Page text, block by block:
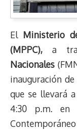
ElMinisterio
(MPPC), a
Nacionales
inauguración
que se llevará
4:30 p.m.